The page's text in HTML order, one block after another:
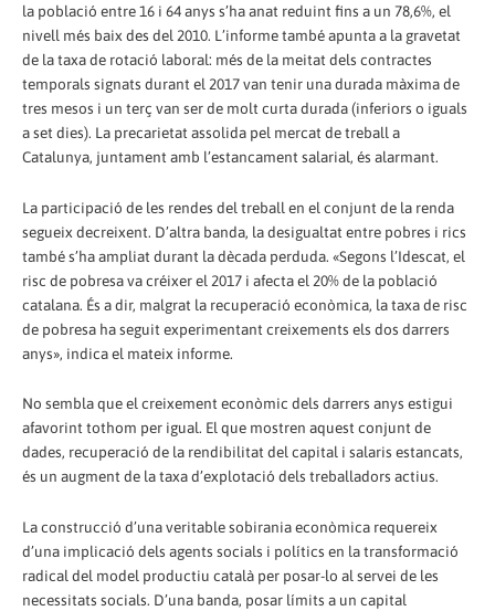
la població entre 16 i 64 anys s’ha anat reduint fins a un 78,6%, el
nivell més baix des del 2010. L’informe també apunta a la gravetat
de la taxa de rotació laboral: més de la meitat dels contractes
temporals signats durant el 2017 van tenir una durada màxima de
tres mesos i un terç van ser de molt curta durada (inferiors o iguals
a set dies). La precarietat assolida pel mercat de treball a
Catalunya, juntament amb l’estancament salarial, és alarmant.
La participació de les rendes del treball en el conjunt de la renda
segueix decreixent. D’altra banda, la desigualtat entre pobres i rics
també s’ha ampliat durant la dècada perduda. «Segons l’Idescat, el
risc de pobresa va créixer el 2017 i afecta el 20% de la població
catalana. És a dir, malgrat la recuperació econòmica, la taxa de risc
de pobresa ha seguit experimentant creixements els dos darrers
anys», indica el mateix informe.
No sembla que el creixement econòmic dels darrers anys estigui
afavorint tothom per igual. El que mostren aquest conjunt de
dades, recuperació de la rendibilitat del capital i salaris estancats,
és un augment de la taxa d’explotació dels treballadors actius.
La construcció d’una veritable sobirania econòmica requereix
d’una implicació dels agents socials i polítics en la transformació
radical del model productiu català per posar-lo al servei de les
necessitats socials. D’una banda, posar límits a un capital